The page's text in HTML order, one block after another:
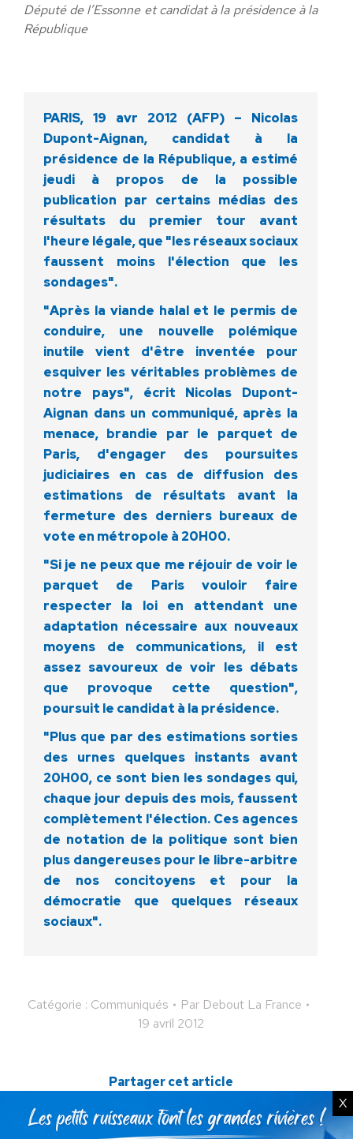
Député de l’Essonne et candidat à la présidence à la
République
PARIS, 19 avr 2012 (AFP) – Nicolas
Dupont-Aignan, candidat à la
présidence de la République, a estimé
jeudi à propos de la possible
publication par certains médias des
résultats du premier tour avant
l'heure légale, que "les réseaux sociaux
faussent moins l'élection que les
sondages".
"Après la viande halal et le permis de
conduire, une nouvelle polémique
inutile vient d'être inventée pour
esquiver les véritables problèmes de
notre pays", écrit Nicolas Dupont-
Aignan dans un communiqué, après la
menace, brandie par le parquet de
Paris, d'engager des poursuites
judiciaires en cas de diffusion des
estimations de résultats avant la
fermeture des derniers bureaux de
vote en métropole à 20H00.
"Si je ne peux que me réjouir de voir le
parquet de Paris vouloir faire
respecter la loi en attendant une
adaptation nécessaire aux nouveaux
moyens de communications, il est
assez savoureux de voir les débats
que provoque cette question",
poursuit le candidat à la présidence.
"Plus que par des estimations sorties
des urnes quelques instants avant
20H00, ce sont bien les sondages qui,
chaque jour depuis des mois, faussent
complètement l'élection. Ces agences
de notation de la politique sont bien
plus dangereuses pour le libre-arbitre
de nos concitoyens et pour la
démocratie que quelques réseaux
sociaux".
Catégorie : Communiqués Par Debout La France
19 avril 2012
Partager cet article
PartagerPartagerPartagerPartagerPartager
X